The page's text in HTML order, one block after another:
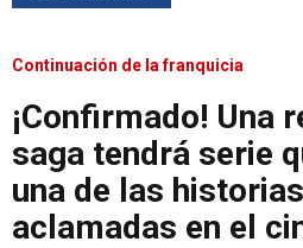
Continuación de la franquicia
¡Confirmado! Una
saga tendrá serie
una de las
aclamadas en el